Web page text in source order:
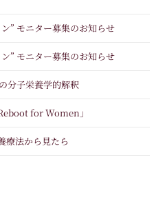
” モニター募集のお知らせ
” モニター募集のお知らせ
分子栄養学的解釈
for Women」
療法から見たら